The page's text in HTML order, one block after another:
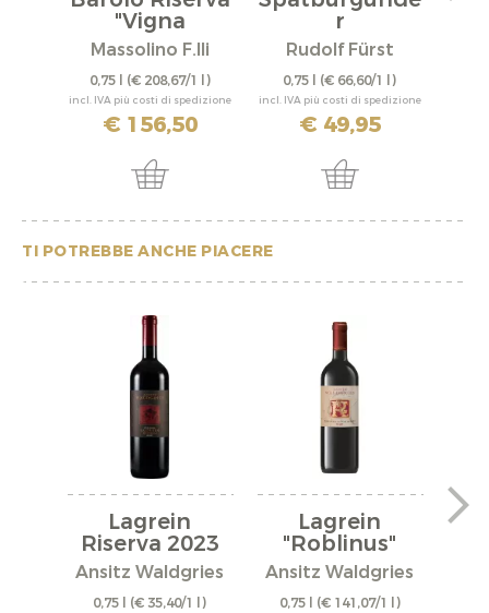
"Vigna
Rionda"...
Massolino F.lli
0,75 l (€ 208,67/1 l)
incl. IVA più costi di spedizione
€ 156,50
r
"Bürgstadter...
Rudolf Fürst
0,75 l (€ 66,60/1 l)
incl. IVA più costi di spedizione
€ 49,95
TI POTREBBE ANCHE PIACERE
Lagrein
Riserva 2023
Ansitz Waldgries
0,75 l (€ 35,40/1 l)
Lagrein
"Roblinus"
2022
Ansitz Waldgries
0,75 l (€ 141,07/1 l)
S.